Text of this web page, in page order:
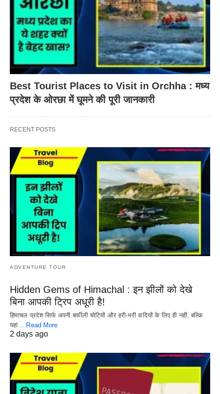
Best Tourist Places to Visit in Orchha : मध्य
प्रदेश के ओरछा में घूमने की पूरी जानकारी
RECENT POSTS
ADVENTURE TOUR
Hidden Gems of Himachal : इन झीलों को देखे
बिना आपकी ट्रिप अधूरी है!
हिमाचल प्रदेश सिर्फ अपनी बर्फीली चोटियों और हरी-भरी वादियों के लिए ही नहीं, बल्कि
यहां…
Read More
2 days ago